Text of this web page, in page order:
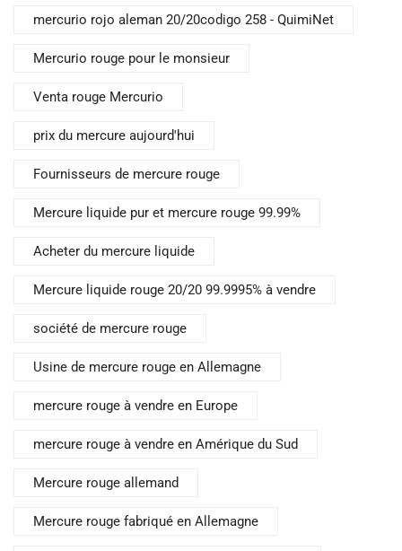
mercurio rojo aleman 20/20codigo 258 - QuimiNet
Mercurio rouge pour le monsieur
Venta rouge Mercurio
prix du mercure aujourd'hui
Fournisseurs de mercure rouge
Mercure liquide pur et mercure rouge 99.99%
Acheter du mercure liquide
Mercure liquide rouge 20/20 99.9995% à vendre
société de mercure rouge
Usine de mercure rouge en Allemagne
mercure rouge à vendre en Europe
mercure rouge à vendre en Amérique du Sud
Mercure rouge allemand
Mercure rouge fabriqué en Allemagne